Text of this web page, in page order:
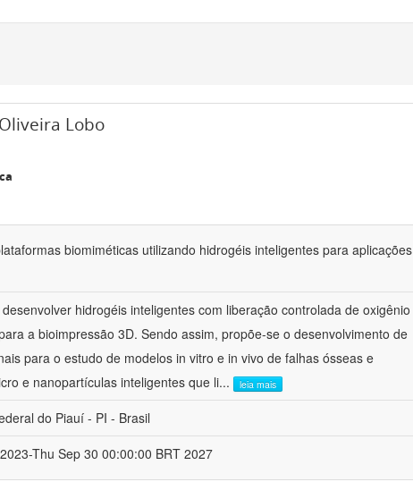
Lobo
biomiméticas utilizando hidrogéis inteligentes para aplicações
hidrogéis inteligentes com liberação controlada de oxigênio
a bioimpressão 3D. Sendo assim, propõe-se o desenvolvimento de
para o estudo de modelos in vitro e in vivo de falhas ósseas e
e nanopartículas inteligentes que li... leia mais
do Piauí - PI - Brasil
Thu Sep 30 00:00:00 BRT 2027